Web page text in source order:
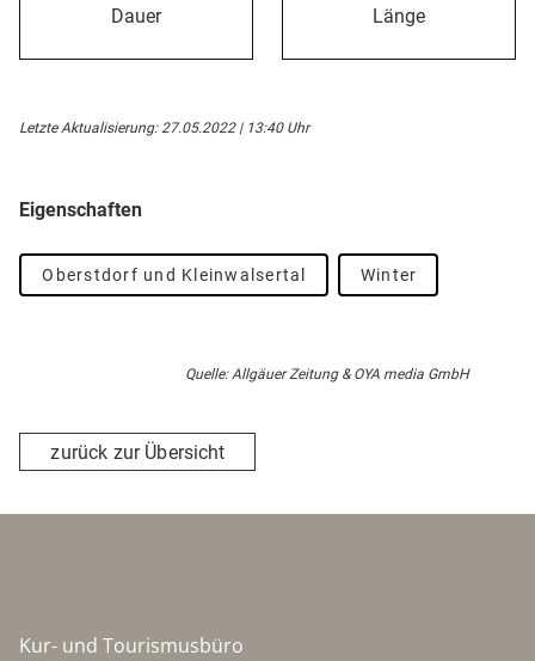
Dauer
Länge
Letzte Aktualisierung: 27.05.2022 | 13:40 Uhr
Eigenschaften
Oberstdorf und Kleinwalsertal Winter
Quelle: Allgäuer Zeitung & OYA media GmbH
zurück zur Übersicht
Kur- und Tourismusbüro